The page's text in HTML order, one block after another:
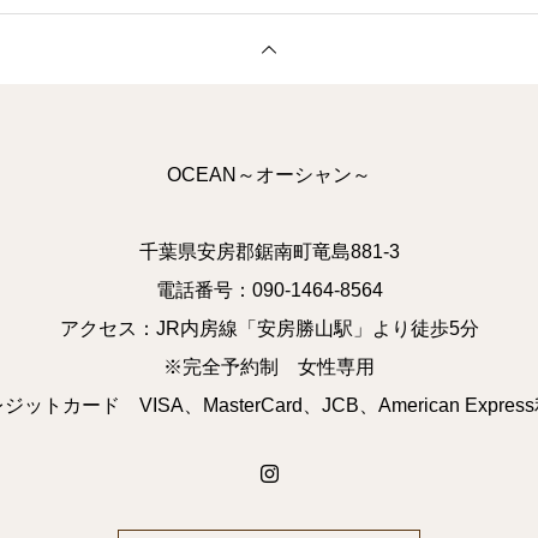
OCEAN～オーシャン～
千葉県安房郡鋸南町竜島881-3
電話番号：090-1464-8564
アクセス：JR内房線「安房勝山駅」より徒歩5分
※完全予約制 女性専用
ットカード VISA、MasterCard、JCB、American Express